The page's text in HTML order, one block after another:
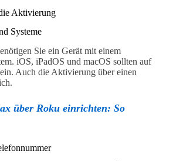
Aktivierung
Systeme
Sie ein Gerät mit einem
iOS, iPadOS und macOS sollten auf
Auch die Aktivierung über einen
über Roku einrichten: So